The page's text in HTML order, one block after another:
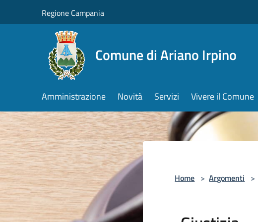
Regione Campania
Comune di Ariano Irpino
Amministrazione Novità Servizi Vivere il Comune
Home > Argomenti >